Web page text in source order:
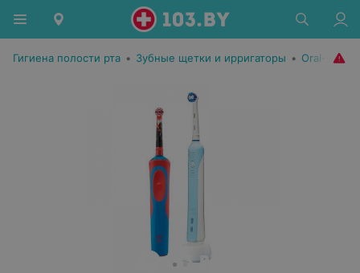
Гигиена полости рта • Зубные щетки и ирригаторы • Oral-B